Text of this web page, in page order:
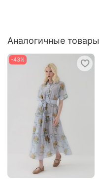
Аналогичные товары
-43%